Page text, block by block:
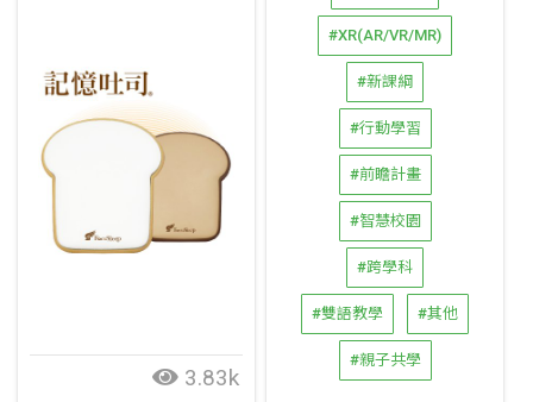
#XR(AR/VR/MR)
#新課綱
#行動學習
#前瞻計畫
#智慧校園
#跨學科
#雙語教學 #其他
#親子共學
3.83k